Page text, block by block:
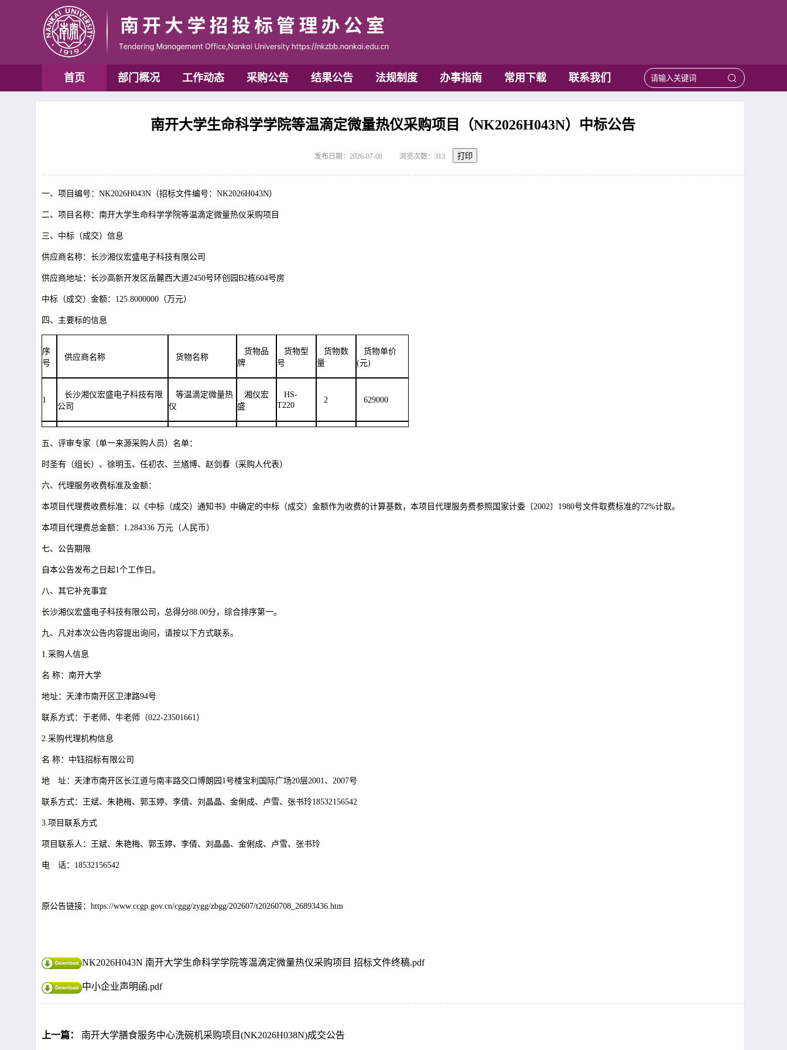
首页 部门概况 工作动态 采购公告 结果公告 法规制度 办事指南 常用下载 联系我们
南开大学生命科学学院等温滴定微量热仪采购项目（NK2026H043N）中标公告
发布日期：2026-07-08 浏览次数： 313 打印
一、项目编号： NK2026H043N （招标文件编号： NK2026H043N）
二、项目名称：南开大学生命科学学院等温滴定微量热仪采购项目
三、中标（成交）信息
供应商名称：长沙湘仪宏盛电子科技有限公司
供应商地址：长沙高新开发区岳麓西大道2450号环创园B2栋604号房
中标（成交）金额： 125.8000000（万元）
四、主要标的信息
序
号
供应商名称 货物名称
货物品
牌
货物型
号
货物数
量
货物单价
(元)
1
长沙湘仪宏盛电子科技有限
公司
等温滴定微量热
仪
湘仪宏
盛
HS-
T220
2 629000
五、评审专家（单一来源采购人员）名单：
时圣有（组长）、徐明玉、任初农、兰馗博、赵剑春（采购人代表）
六、代理服务收费标准及金额：
本项目代理费收费标准：以《中标（成交）通知书》中确定的中标（成交）金额作为收费的计算基数，本项目代理服务费参照国家计委〔2002〕1980号文件取费标准的72%计取。
本项目代理费总金额： 1.284336 万元（人民币）
七、公告期限
自本公告发布之日起1个工作日。
八、其它补充事宜
长沙湘仪宏盛电子科技有限公司，总得分88.00分，综合排序第一。
九、凡对本次公告内容提出询问，请按以下方式联系。
1.采购人信息
名 称：南开大学
地址：天津市南开区卫津路94号
联系方式：于老师、牛老师（022-23501661）
2.采购代理机构信息
名 称：中钰招标有限公司
地 址：天津市南开区长江道与南丰路交口博朗园 1号楼宝利国际广场20层2001、2007号
联系方式：王斌、朱艳梅、郭玉婷、李倩、刘晶晶、金俐成、卢雪、张书玲18532156542
3.项目联系方式
项目联系人：王斌、朱艳梅、郭玉婷、李倩、刘晶晶、金俐成、卢雪、张书玲
电 话： 18532156542
原公告链接： https://www.ccgp.gov.cn/cggg/zygg/zbgg/202607/t20260708_26893436.htm
NK2026H043N 南开大学生命科学学院等温滴定微量热仪采购项目 招标文件终稿.pdf
中小企业声明函.pdf
上一篇： 南开大学膳食服务中心洗碗机采购项目(NK2026H038N)成交公告